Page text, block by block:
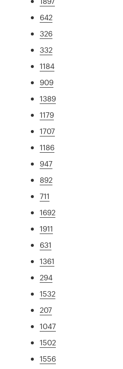
642
326
332
1184
909
1389
1179
1707
1186
947
892
711
1692
1911
631
1361
294
1532
207
1047
1502
1556